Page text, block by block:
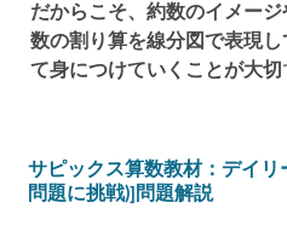
だからこそ、約数のイメー
数の割り算を線分図で表現
て身につけていくことが大切
サピックス算数教材：デイリ
問題に挑戦)]問題解説